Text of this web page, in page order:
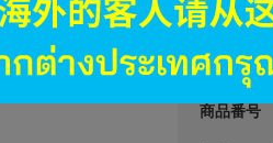
JANコー
商品番号